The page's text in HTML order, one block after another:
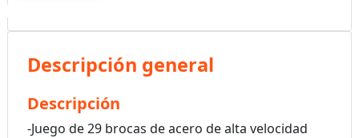
Descripción general
Descripción
-Juego de 29 brocas de acero de alta velocidad